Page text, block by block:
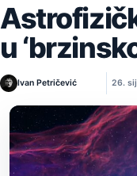
u
Ivan Petričević 26.